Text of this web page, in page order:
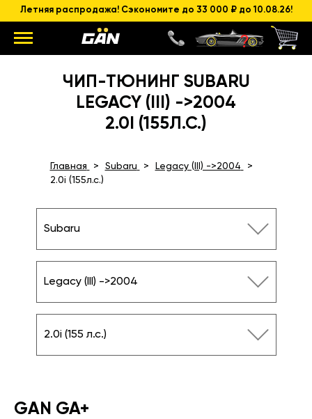
Летняя распродажа! Сэкономите до 33 000 ₽ до 10.08.26!
ЧИП-ТЮНИНГ SUBARU
LEGACY (III) ->2004
2.0I (155Л.С.)
Главная Subaru
Legacy (III) ->2004
2.0i (155л.с.)
Subaru
Legacy (III) ->2004
2.0i (155 л.с.)
GАN GA+